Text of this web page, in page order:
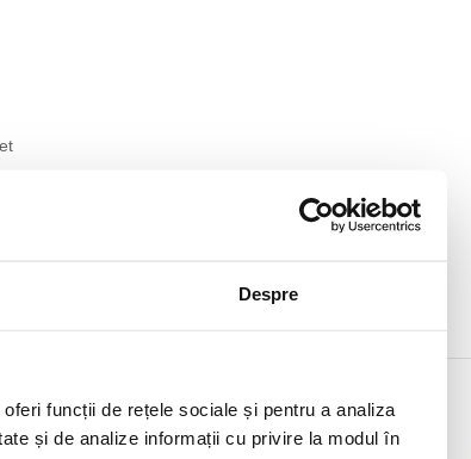
Despre
funcții de rețele sociale și pentru a analiza
și de analize informații cu privire la modul în